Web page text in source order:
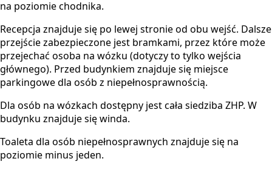
na poziomie chodnika.
Recepcja znajduje się po lewej stronie od obu wejść. Dalsze
przejście zabezpieczone jest bramkami, przez które może
przejechać osoba na wózku (dotyczy to tylko wejścia
głównego). Przed budynkiem znajduje się miejsce
parkingowe dla osób z niepełnosprawnością.
Dla osób na wózkach dostępny jest cała siedziba ZHP. W
budynku znajduje się winda.
Toaleta dla osób niepełnosprawnych znajduje się na
poziomie minus jeden.